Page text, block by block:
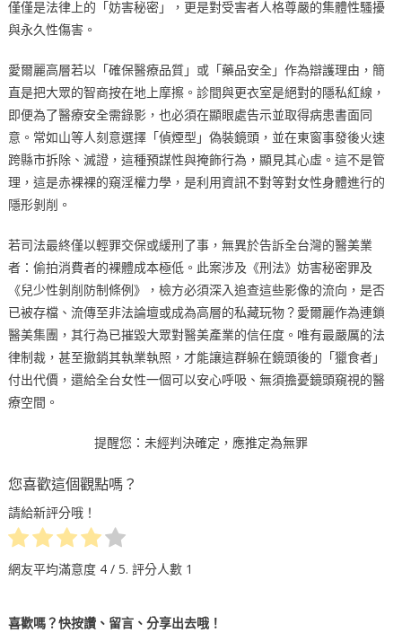
僅僅是法律上的「妨害秘密」，更是對受害者人格尊嚴的集體性騷擾
與永久性傷害。
愛爾麗高層若以「確保醫療品質」或「藥品安全」作為辯護理由，簡
直是把大眾的智商按在地上摩擦。診間與更衣室是絕對的隱私紅線，
即便為了醫療安全需錄影，也必須在顯眼處告示並取得病患書面同
意。常如山等人刻意選擇「偵煙型」偽裝鏡頭，並在東窗事發後火速
跨縣市拆除、滅證，這種預謀性與掩飾行為，顯見其心虛。這不是管
理，這是赤裸裸的窺淫權力學，是利用資訊不對等對女性身體進行的
隱形剝削。
若司法最終僅以輕罪交保或緩刑了事，無異於告訴全台灣的醫美業
者：偷拍消費者的裸體成本極低。此案涉及《刑法》妨害秘密罪及
《兒少性剝削防制條例》，檢方必須深入追查這些影像的流向，是否
已被存檔、流傳至非法論壇或成為高層的私藏玩物？愛爾麗作為連鎖
醫美集團，其行為已摧毀大眾對醫美產業的信任度。唯有最嚴厲的法
律制裁，甚至撤銷其執業執照，才能讓這群躲在鏡頭後的「獵食者」
付出代價，還給全台女性一個可以安心呼吸、無須擔憂鏡頭窺視的醫
療空間。
提醒您：未經判決確定，應推定為無罪
您喜歡這個觀點嗎？
請給新評分哦！
網友平均滿意度 4/ 5. 評分人數 1
喜歡嗎？快按讚、留言、分享出去哦！